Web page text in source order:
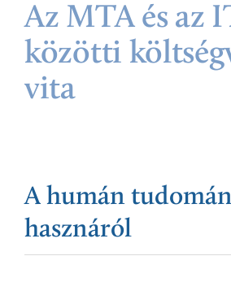
Az MTA és az
közötti
vita
A humán
hasznáról